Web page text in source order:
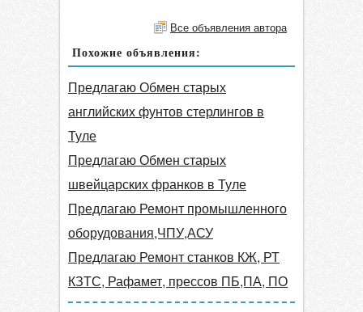
Все объявления автора
Похожие объявления:
Предлагаю Обмен старых
английских фунтов стерлингов в
Туле
Предлагаю Обмен старых
швейцарских франков в Туле
Предлагаю Ремонт промышленного
оборудования,ЧПУ,АСУ
Предлагаю Ремонт станков КЖ, РТ
КЗТС, Рафамет, прессов ПБ,ПА, ПО